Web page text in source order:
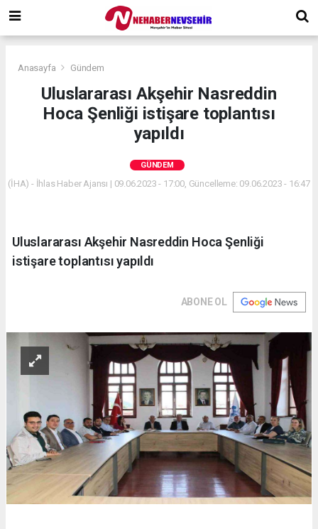
Anasayfa Gündem
Uluslararası Akşehir Nasreddin
Hoca Şenliği istişare toplantısı
yapıldı
GÜNDEM
(İHA) - İhlas Haber Ajansı | 09.06.2023 - 17:00, Güncelleme: 09.06.2023 - 16:47
Uluslararası Akşehir Nasreddin Hoca Şenliği
istişare toplantısı yapıldı
ABONE OL